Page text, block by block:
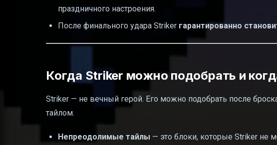
праздничного настроения.
После финального удара Striker гарантированно
Когда Striker можно подобрать и
Striker — не вечный герой. Его можно подобрать после
тайлом.
Непреодолимые тайлы — это блоки, которые Striker не